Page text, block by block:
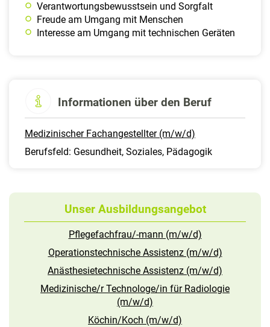
Verantwortungsbewusstsein und Sorgfalt
Freude am Umgang mit Menschen
Interesse am Umgang mit technischen Geräten
Informationen über den Beruf
Medizinischer Fachangestellter (m/w/d)
Berufsfeld: Gesundheit, Soziales, Pädagogik
Unser Ausbildungsangebot
Pflegefachfrau/-mann (m/w/d)
Operationstechnische Assistenz (m/w/d)
Anästhesietechnische Assistenz (m/w/d)
Medizinische/r Technologe/in für Radiologie
(m/w/d)
Köchin/Koch (m/w/d)